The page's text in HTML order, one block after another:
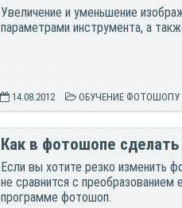
Увеличение и уменьшение
параметрами инструмента, а
14.08.2012 ОБУЧЕНИЕ ФОТОШОПУ
Как в фотошопе
Если вы хотите резко изменить
не сравнится с
программе фотошоп.